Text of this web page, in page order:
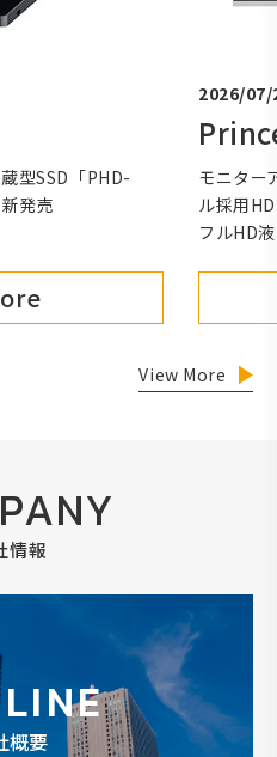
型SSD「PHD-
発売
2026/07/
モニター
ル採用
フルHD
View More
情報
概要